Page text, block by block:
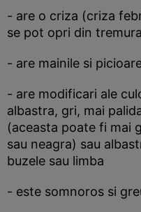
- are o criza (criza
se pot opri din
- are mainile si
- are modificari ale
albastra, gri, mai
(aceasta poate fi mai
sau neagra) sau
buzele sau limba
- este somnoros si